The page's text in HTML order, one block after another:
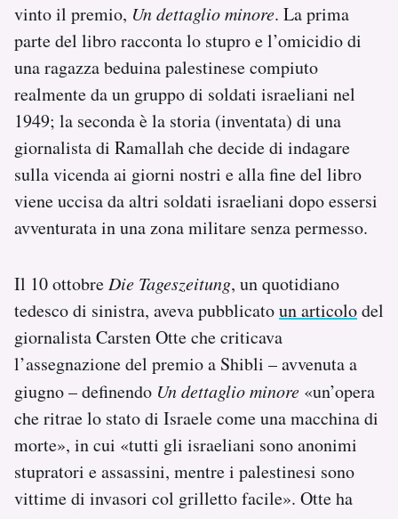
vinto il premio, Un dettaglio minore. La prima
parte del libro racconta lo stupro e l’omicidio di
una ragazza beduina palestinese compiuto
realmente da un gruppo di soldati israeliani nel
1949; la seconda è la storia (inventata) di una
giornalista di Ramallah che decide di indagare
sulla vicenda ai giorni nostri e alla fine del libro
viene uccisa da altri soldati israeliani dopo essersi
avventurata in una zona militare senza permesso.
Il 10 ottobre Die Tageszeitung, un quotidiano
tedesco di sinistra, aveva pubblicatoun articolodel
giornalista Carsten Otte che criticava
l’assegnazione del premio a Shibli – avvenuta a
giugno – definendo Un dettaglio minore «un’opera
che ritrae lo stato di Israele come una macchina di
morte», in cui «tutti gli israeliani sono anonimi
stupratori e assassini, mentre i palestinesi sono
vittime di invasori col grilletto facile». Otte ha